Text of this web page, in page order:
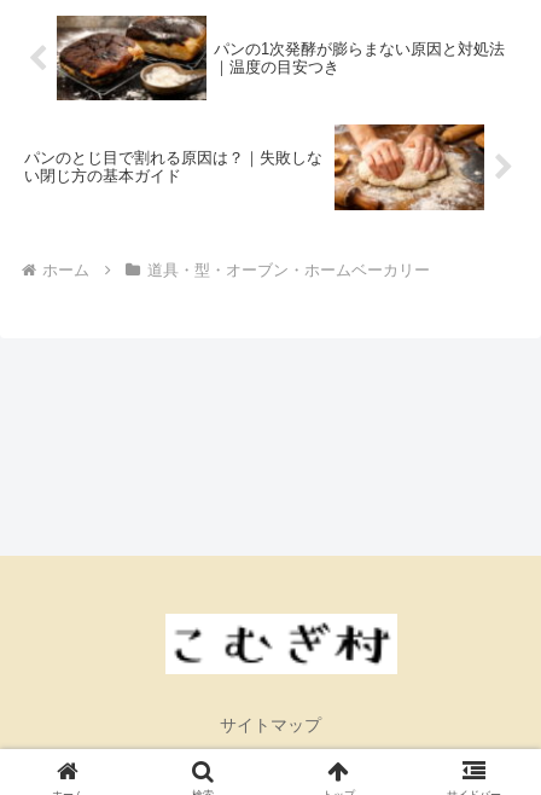
パンの1次発酵が膨らまない原因と対処法
｜温度の目安つき
パンのとじ目で割れる原因は？｜失敗しな
い閉じ方の基本ガイド
ホーム 道具・型・オーブン・ホームベーカリー
サイトマップ
© 2026 こむぎ村.